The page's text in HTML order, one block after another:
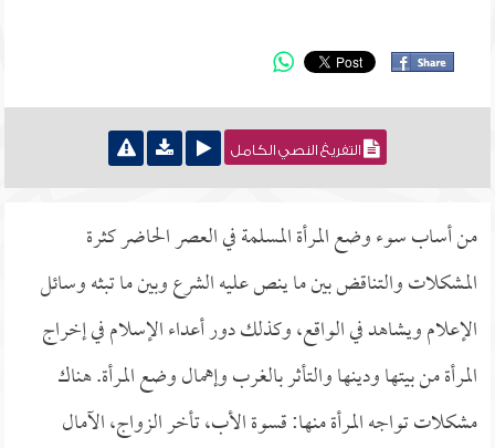
التفريغ النصي الكامل
من أساب سوء وضع المرأة المسلمة في العصر الحاضر كثرة
المشكلات والتناقض بين ما ينص عليه الشرع وبين ما تبثه وسائل
الإعلام ويشاهد في الواقع، وكذلك دور أعداء الإسلام في إخراج
المرأة من بيتها ودينها والتأثر بالغرب وإهمال وضع المرأة. هناك
مشكلات تواجه المرأة منها: قسوة الأب، تأخر الزواج، الآمال